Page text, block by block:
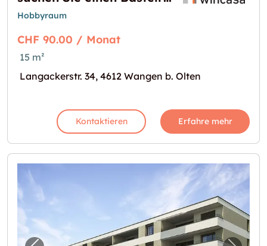
Hobbyraum
CHF 90.00 / Monat
15 m²
Langackerstr. 34, 4612 Wangen b. Olten
Kontaktieren Erfahre mehr